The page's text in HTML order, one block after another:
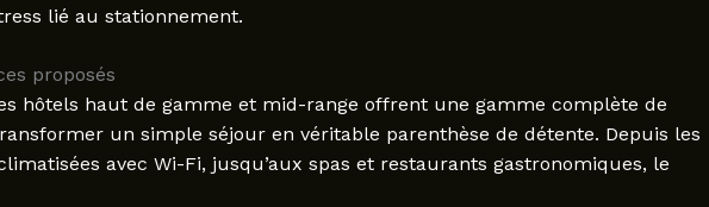
lié au stationnement.
proposés
hôtels haut de gamme et mid-range offrent une gamme complète de
un simple séjour en véritable parenthèse de détente. Depuis les
avec Wi-Fi, jusqu’aux spas et restaurants gastronomiques, le